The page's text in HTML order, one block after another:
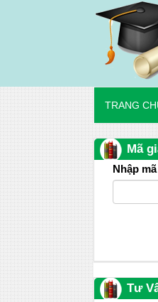
TRANG
Mã
Nhập
Tư